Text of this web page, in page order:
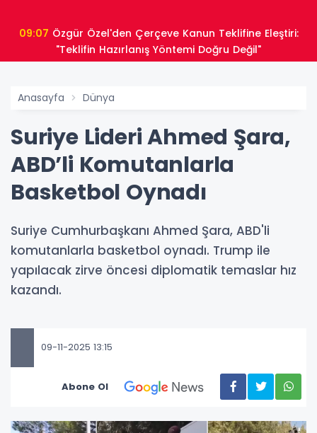
09:07
"Teklifin Hazırlanış Yöntemi Doğru Değil"
Anasayfa Dünya
Suriye Lideri Ahmed Şara,
ABD’li Komutanlarla
Basketbol Oynadı
Suriye Cumhurbaşkanı Ahmed Şara, ABD'li
komutanlarla basketbol oynadı. Trump ile
yapılacak zirve öncesi diplomatik temaslar hız
kazandı.
09-11-2025 13:15
Abone Ol